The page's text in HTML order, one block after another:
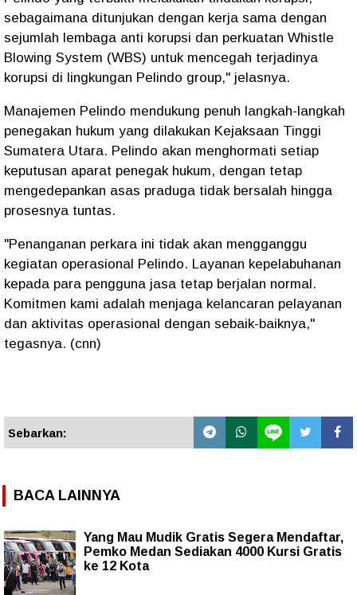
sebagaimana ditunjukan dengan kerja sama dengan
sejumlah lembaga anti korupsi dan perkuatan Whistle
Blowing System (WBS) untuk mencegah terjadinya
korupsi di lingkungan Pelindo group," jelasnya.
Manajemen Pelindo mendukung penuh langkah-langkah
penegakan hukum yang dilakukan Kejaksaan Tinggi
Sumatera Utara. Pelindo akan menghormati setiap
keputusan aparat penegak hukum, dengan tetap
mengedepankan asas praduga tidak bersalah hingga
prosesnya tuntas.
"Penanganan perkara ini tidak akan mengganggu
kegiatan operasional Pelindo. Layanan kepelabuhanan
kepada para pengguna jasa tetap berjalan normal.
Komitmen kami adalah menjaga kelancaran pelayanan
dan aktivitas operasional dengan sebaik-baiknya,"
tegasnya. (cnn)
Sebarkan:
BACA LAINNYA
Yang Mau Mudik Gratis Segera Mendaftar,
Pemko Medan Sediakan 4000 Kursi Gratis
ke 12 Kota